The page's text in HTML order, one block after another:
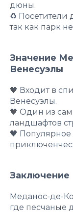
дюны.
♻️ Посетители
так как парк
Значение
Венесуэлы
🧡 Входит в
Венесуэлы.
🧡 Один из
ландшафтов
🧡 Популярное
Заключение
Меданос-де-
где песчаные